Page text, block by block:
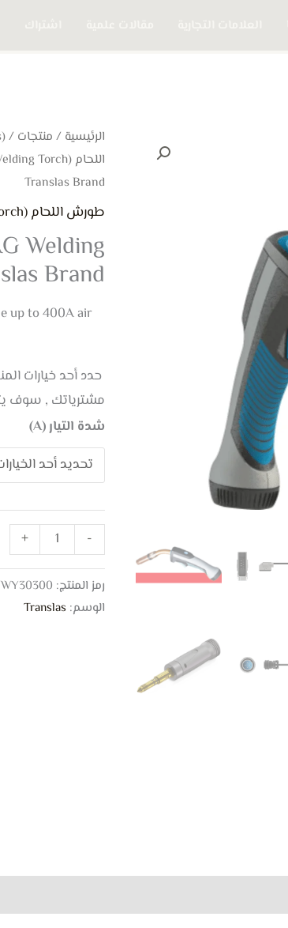
الرئيسية / منتجات /(Welding Accessories) مستلزمات اللحام
اللحام (Welding Torch)
Translas Brand
طورش اللحام (Welding Torch)
Welding
Brand
up to 400A air
حدد أحد خيارات
مشترياتك , سوف
شدة التيار (A)
-
+
رمز المنتج: WY30300
الوسم: Translas